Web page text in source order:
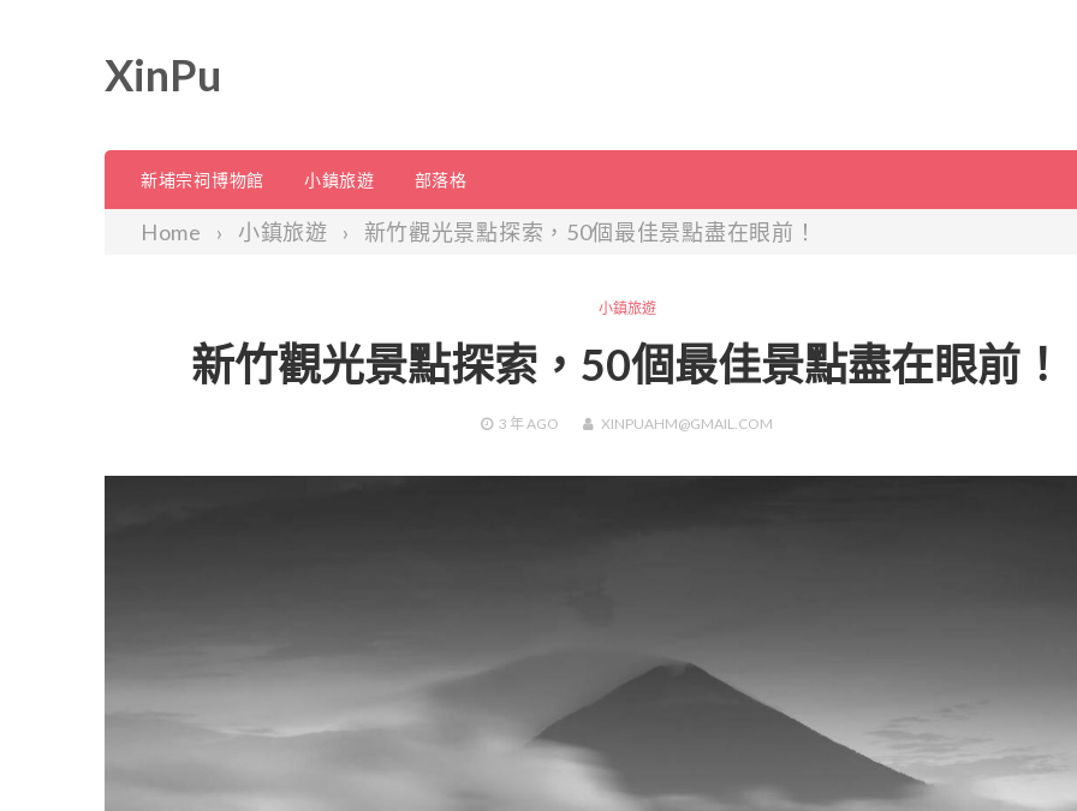
XinPu
新埔宗祠博物館 小鎮旅遊 部落格
Home 小鎮旅遊 新竹觀光景點探索，50個最佳景點盡在眼前！
小鎮旅遊
新竹觀光景點探索，50個最佳景點盡在眼前！
3 年AGO XINPUAHM@GMAIL.COM